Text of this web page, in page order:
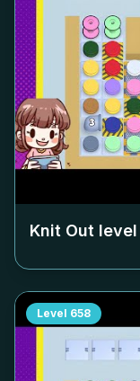
Knit Out level
Level 658